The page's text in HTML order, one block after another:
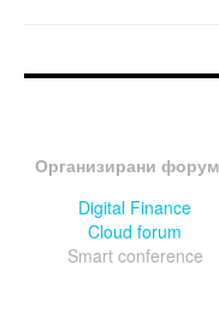
Организирани
Digital Finance
Cloud forum
Smart conference